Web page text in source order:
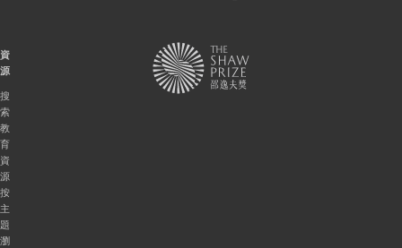
資
源
搜
索
教
育
資
源
按
主
題
瀏